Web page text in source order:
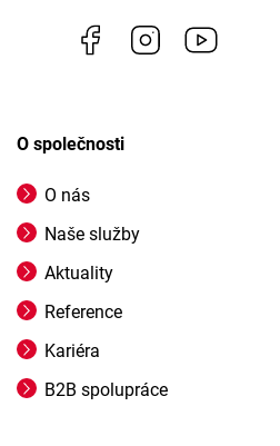
Facebook Instagram
O společnosti
O nás
Naše služby
Aktuality
Reference
Kariéra
B2B spolupráce